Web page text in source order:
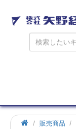
ホ
販売商品